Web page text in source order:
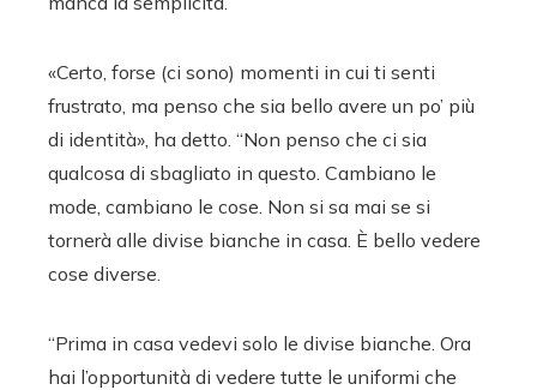
«Certo, forse (ci sono) momenti in cui ti senti
frustrato, ma penso che sia bello avere un po’ più
di identità», ha detto. “Non penso che ci sia
qualcosa di sbagliato in questo. Cambiano le
mode, cambiano le cose. Non si sa mai se si
tornerà alle divise bianche in casa. È bello vedere
cose diverse.
“Prima in casa vedevi solo le divise bianche. Ora
hai l’opportunità di vedere tutte le uniformi che